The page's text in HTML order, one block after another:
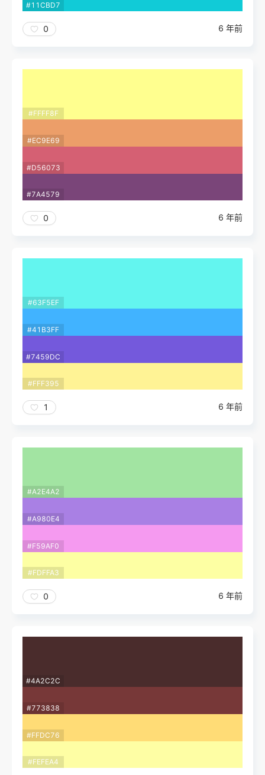
#11CBD7
0 6 年前
#FFFF8F
#EC9E69
#D56073
#7A4579
0 6 年前
#63F5EF
#41B3FF
#7459DC
#FFF395
1 6 年前
#A2E4A2
#A980E4
#F59AF0
#FDFFA3
0 6 年前
#4A2C2C
#773838
#FFDC76
#FEFEA4